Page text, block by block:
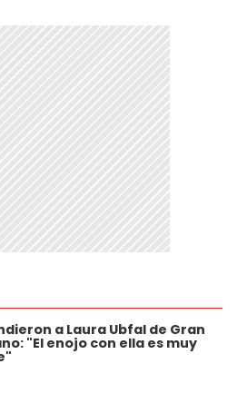
a Laura Ubfal de Gran
"El enojo con ella es muy